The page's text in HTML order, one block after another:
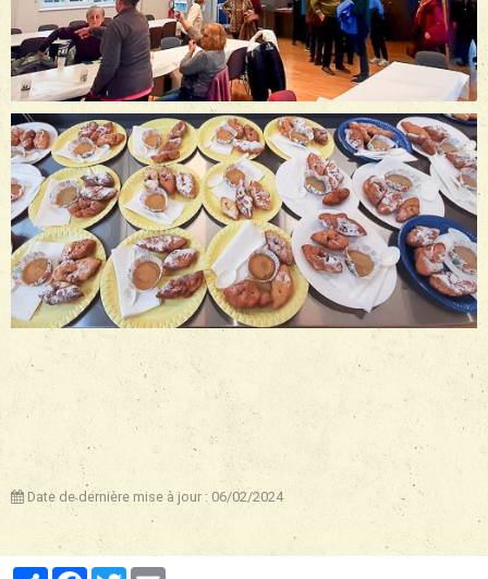
Date de dernière mise à jour : 06/02/2024